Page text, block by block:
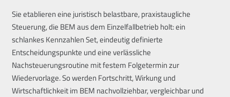
Sie etablieren eine juristisch belastbare, praxistaugliche
Steuerung, die BEM aus dem Einzelfallbetrieb holt: ein
schlankes Kennzahlen Set, eindeutig definierte
Entscheidungspunkte und eine verlässliche
Nachsteuerungsroutine mit festem Folgetermin zur
Wiedervorlage. So werden Fortschritt, Wirkung und
Wirtschaftlichkeit im BEM nachvollziehbar, vergleichbar und